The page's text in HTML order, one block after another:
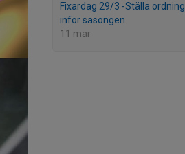
Fixardag 29/3 -Ställa ordning
inför säsongen
11 mar